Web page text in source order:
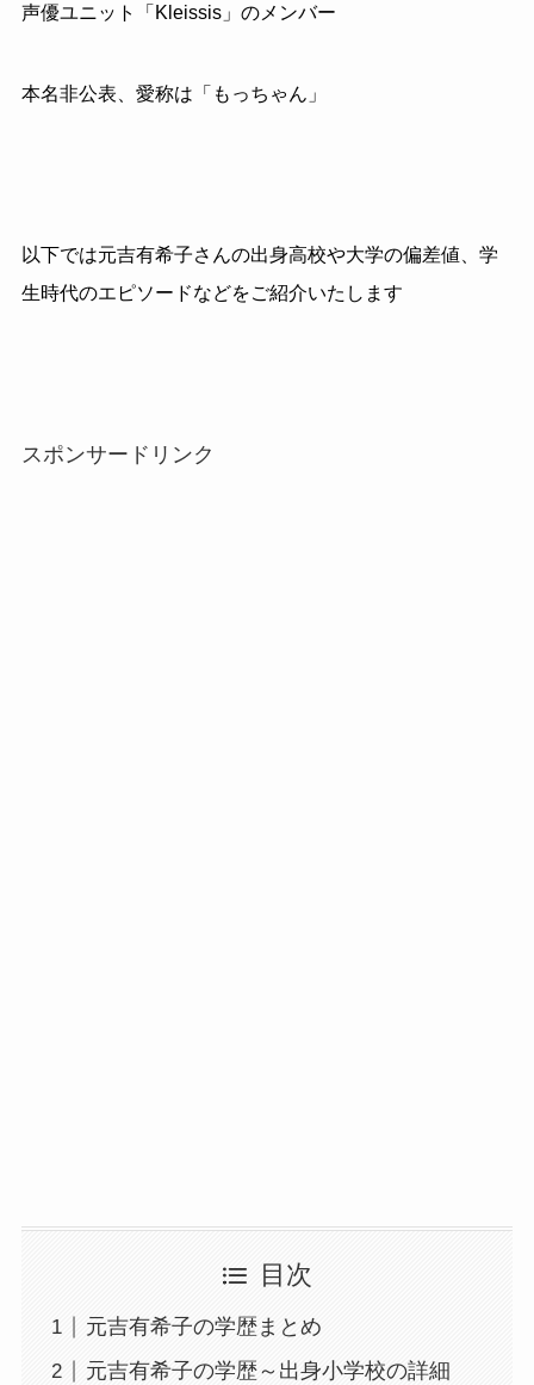
声優ユニット「Kleissis」のメンバー
本名非公表、愛称は「もっちゃん」
以下では元吉有希子さんの出身高校や大学の偏差値、学
生時代のエピソードなどをご紹介いたします
スポンサードリンク
目次
元吉有希子の学歴まとめ
元吉有希子の学歴～出身小学校の詳細